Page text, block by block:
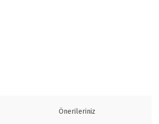
Önerileriniz